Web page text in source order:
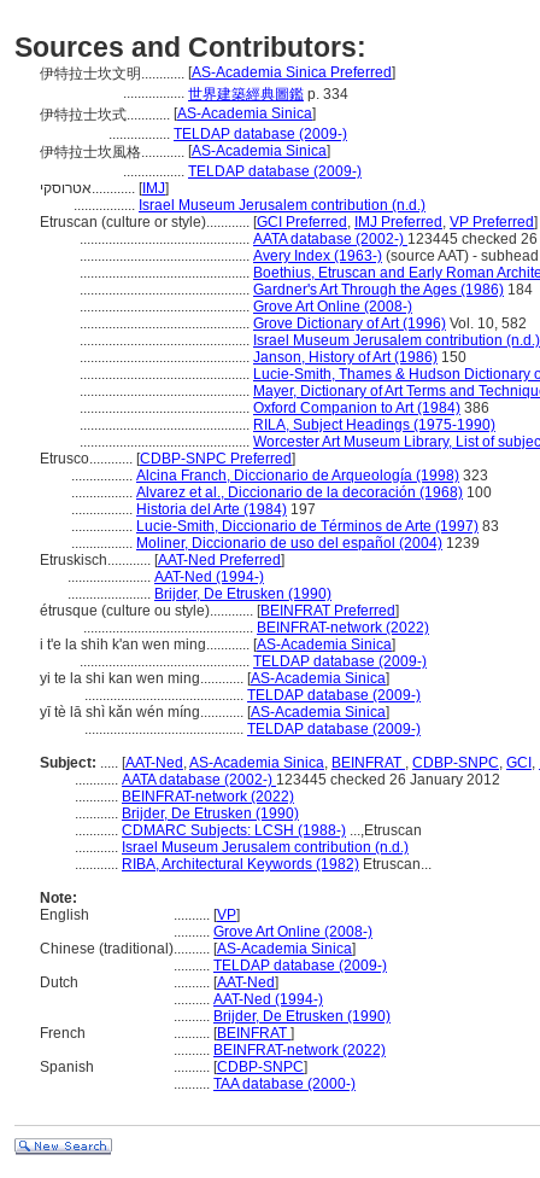
Sources and Contributors:
伊特拉士坎文明............ [AS-Academia Sinica Preferred]
................. 世界建築經典圖鑑 p. 334
伊特拉士坎式............ [AS-Academia Sinica]
................. TELDAP database (2009-)
伊特拉士坎風格............ [AS-Academia Sinica]
................. TELDAP database (2009-)
אטרוסקי............ [IMJ]
................. Israel Museum Jerusalem contribution (n.d.)
Etruscan (culture or style)............ [GCI Preferred , IMJ Preferred , VP Preferred]
............................................... AATA database (2002-) 123445 checked
............................................... Avery Index (1963-) (source AAT) -
............................................... Boethius, Etruscan and Early Roman
............................................... Gardner's Art Through the Ages (1986) 184
............................................... Grove Art Online (2008-)
............................................... Grove Dictionary of Art (1996) Vol. 10, 582
............................................... Israel Museum Jerusalem contribution (n.d.)
............................................... Janson, History of Art (1986) 150
............................................... Lucie-Smith, Thames & Hudson Dictionary
............................................... Mayer, Dictionary of Art Terms and
............................................... Oxford Companion to Art (1984) 386
............................................... RILA, Subject Headings (1975-1990)
............................................... Worcester Art Museum Library, List of
Etrusco............ [CDBP-SNPC Preferred]
................. Alcina Franch, Diccionario de Arqueología (1998) 323
................. Alvarez et al., Diccionario de la decoración (1968) 100
................. Historia del Arte (1984) 197
................. Lucie-Smith, Diccionario de Términos de Arte (1997) 83
................. Moliner, Diccionario de uso del español (2004) 1239
Etruskisch............ [AAT-Ned Preferred]
....................... AAT-Ned (1994-)
....................... Brijder, De Etrusken (1990)
étrusque (culture ou style)............ [BEINFRAT Preferred]
............................................... BEINFRAT-network (2022)
i t'e la shih k'an wen ming............ [AS-Academia Sinica]
............................................... TELDAP database (2009-)
yi te la shi kan wen ming............ [AS-Academia Sinica]
............................................ TELDAP database (2009-)
yī tè lā shì kǎn wén míng............ [AS-Academia Sinica]
............................................ TELDAP database (2009-)
Subject: ..... [AAT-Ned ,AS-Academia Sinica, BEINFRAT , CDBP-SNPC, GCI ,
............ AATA database (2002-) 123445 checked 26 January 2012
............ BEINFRAT-network (2022)
............ Brijder, De Etrusken (1990)
............ CDMARC Subjects: LCSH (1988-) ...,Etruscan
............ Israel Museum Jerusalem contribution (n.d.)
............ RIBA, Architectural Keywords (1982) Etruscan...
Note:
English
.......... [VP]
.......... Grove Art Online (2008-)
Chinese (traditional).......... [AS-Academia Sinica]
.......... TELDAP database (2009-)
Dutch
.......... [AAT-Ned]
.......... AAT-Ned (1994-)
.......... Brijder, De Etrusken (1990)
French
.......... [BEINFRAT ]
.......... BEINFRAT-network (2022)
Spanish
.......... [CDBP-SNPC]
.......... TAA database (2000-)